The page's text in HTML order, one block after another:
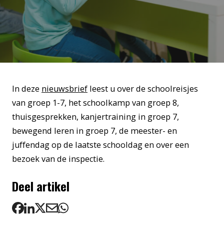
In deze nieuwsbrief leest u over de schoolreisjes
van groep 1-7, het schoolkamp van groep 8,
thuisgesprekken, kanjertraining in groep 7,
bewegend leren in groep 7, de meester- en
juffendag op de laatste schooldag en over een
bezoek van de inspectie.
Deel artikel